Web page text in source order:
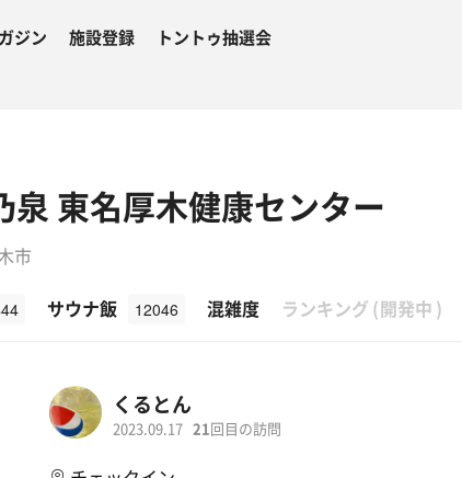
ジン 施設登録 トントゥ抽選会
泉 東名厚木健康センター
市
サウナ飯 12046 混雑度 ランキング (開発中 )
くるとん
2023.09.17 21 回目の訪問